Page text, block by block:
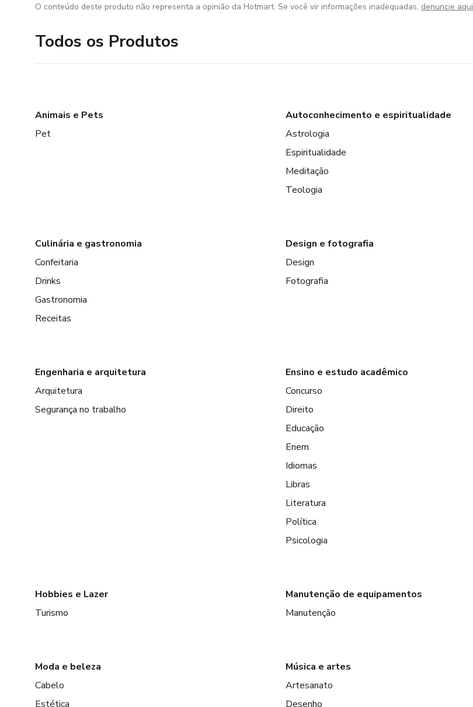
O conteúdo deste produto não representa a opinião da Hotmart. Se você vir informações inadequadas, denuncie aqui
Todos os Produtos
Animais e Pets
Pet
Autoconhecimento e espiritualidade
Astrologia
Espiritualidade
Meditação
Teologia
Culinária e gastronomia
Confeitaria
Drinks
Gastronomia
Receitas
Design e fotografia
Design
Fotografia
Engenharia e arquitetura
Arquitetura
Segurança no trabalho
Ensino e estudo acadêmico
Concurso
Direito
Educação
Enem
Idiomas
Libras
Literatura
Política
Psicologia
Hobbies e Lazer
Turismo
Manutenção de equipamentos
Manutenção
Moda e beleza
Cabelo
Estética
Música e artes
Artesanato
Desenho